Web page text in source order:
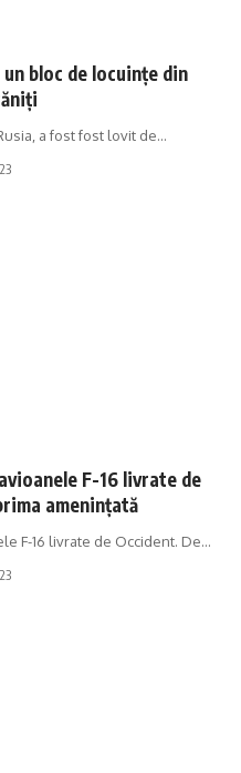
bloc de locuințe din
a fost fost lovit de…
F-16 livrate de
amenințată
F-16 livrate de Occident. De…